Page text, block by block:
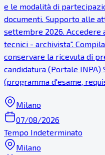
e le modalità di
documenti. Supporto alle
settembre 2026. Accedere
tecnici - archivista".
conservare la ricevuta di
candidatura (Portale INPA)
(programma d'esame,
Milano
07/08/2026
Tempo Indeterminato
Milano